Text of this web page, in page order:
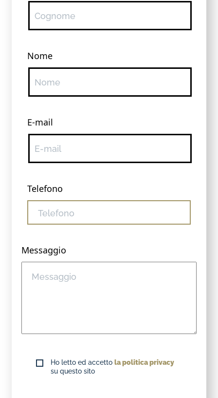
Nome
E-mail
Telefono
Messaggio
Ho letto ed accetto la politica privacy
su questo sito